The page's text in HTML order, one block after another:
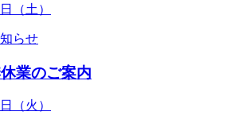
（土）
らせ
業のご案内
（火）